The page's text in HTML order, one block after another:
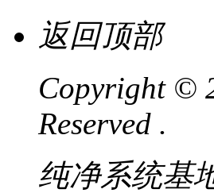
返回顶部
Copyright ©
Reserved .
纯净系统基